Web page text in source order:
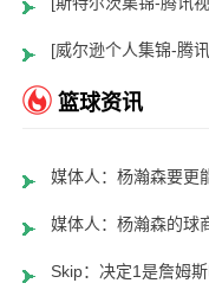
[威尔逊个人集锦-腾
篮球资讯
媒体人：杨瀚森的球